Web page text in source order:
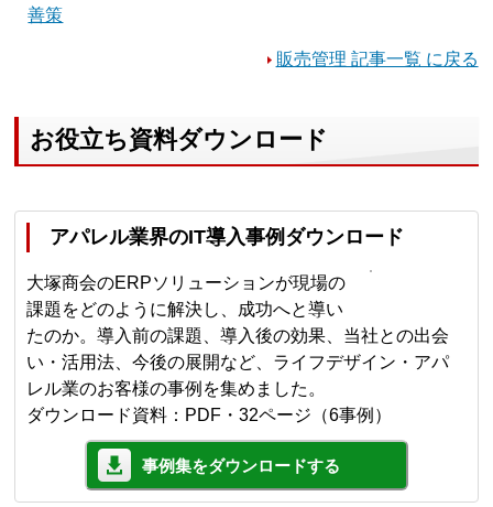
善策
販売管理 記事一覧 に戻る
お役立ち資料ダウンロード
アパレル業界のIT導入事例ダウンロード
大塚商会のERPソリューションが現場の
課題をどのように解決し、成功へと導い
たのか。導入前の課題、導入後の効果、当社との出会
い・活用法、今後の展開など、ライフデザイン・アパ
レル業のお客様の事例を集めました。
ダウンロード資料：PDF・32ページ（6事例）
事例集をダウンロードする